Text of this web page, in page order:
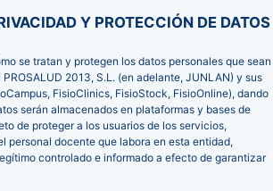
Y PROTECCIÓN DE DATOS
se tratan y protegen los datos personales que sean
2013, S.L. (en adelante, JUNLAN) y sus
FisioClinics, FisioStock, FisioOnline), dando
serán almacenados en plataformas y bases de
de proteger a los usuarios de los servicios,
personal docente que labora en esta entidad,
controlado e informado a efecto de garantizar